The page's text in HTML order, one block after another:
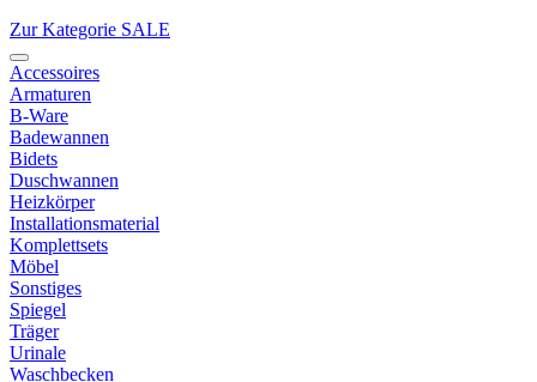
Zur Kategorie SALE
Accessoires
Armaturen
B-Ware
Badewannen
Bidets
Duschwannen
Heizkörper
Installationsmaterial
Komplettsets
Möbel
Sonstiges
Spiegel
Träger
Urinale
Waschbecken